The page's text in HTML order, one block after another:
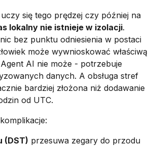
się tego prędzej czy później na
lokalny nie istnieje w izolacji.
bez punktu odniesienia w postaci
może wywnioskować właściwą
AI nie może - potrzebuje
danych. A obsługa stref
bardziej złożona niż dodawanie
od UTC.
(DST) przesuwa zegary do przodu